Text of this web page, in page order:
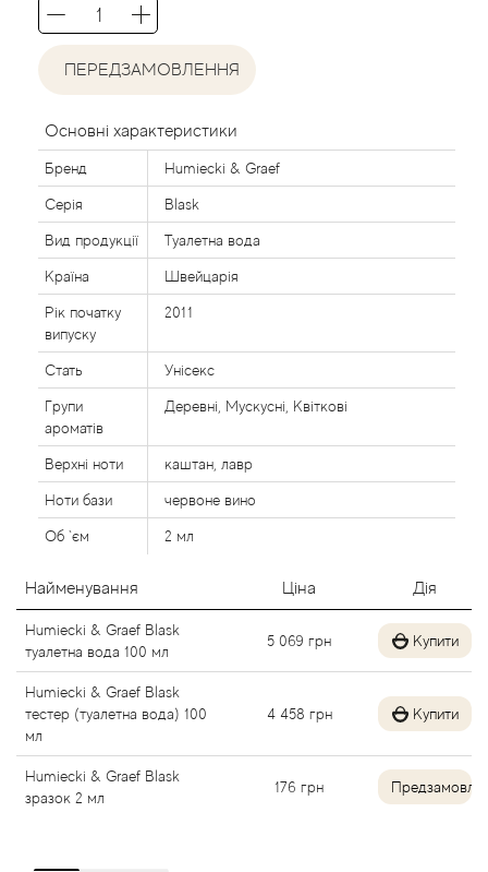
ПЕРЕДЗАМОВЛЕННЯ
Основні характеристики
Бренд Humiecki & Graef
Серія Blask
Вид продукції Туалетна вода
Країна Швейцарія
Рік початку
випуску
2011
Стать Унісекс
Групи
ароматів
Деревні, Мускусні, Квіткові
Верхні ноти каштан, лавр
Ноти бази червоне вино
Об `єм 2 мл
Найменування Ціна Дія
Humiecki & Graef Blask
туалетна вода 100 мл
5 069 грн Купити
Humiecki & Graef Blask
тестер (туалетна вода) 100
мл
4 458 грн Купити
Humiecki & Graef Blask
зразок 2 мл
176 грн
Acqua di Parma
Adidas
Aedes de Venustas
Aerin Lauder
Affinessence
Afnan
Agatha Ruiz de la Prada
Agent Provocateur
Aigner
Aj Arabia (Widian)
Ajmal
Al Haramain